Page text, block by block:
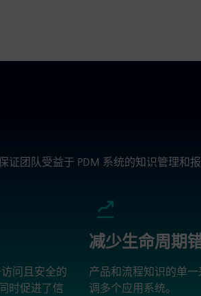
团队受益于 PDM 系统的知识管理和
问且安全的
时促进了信
减少生命周期
产品和流程知识的单
调多个应用系统。